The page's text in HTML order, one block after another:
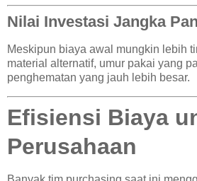
Nilai Investasi Jangka
Meskipun biaya awal mungkin lebih
material alternatif, umur pakai yang
penghematan yang jauh lebih besar.
Efisiensi Biaya
Perusahaan